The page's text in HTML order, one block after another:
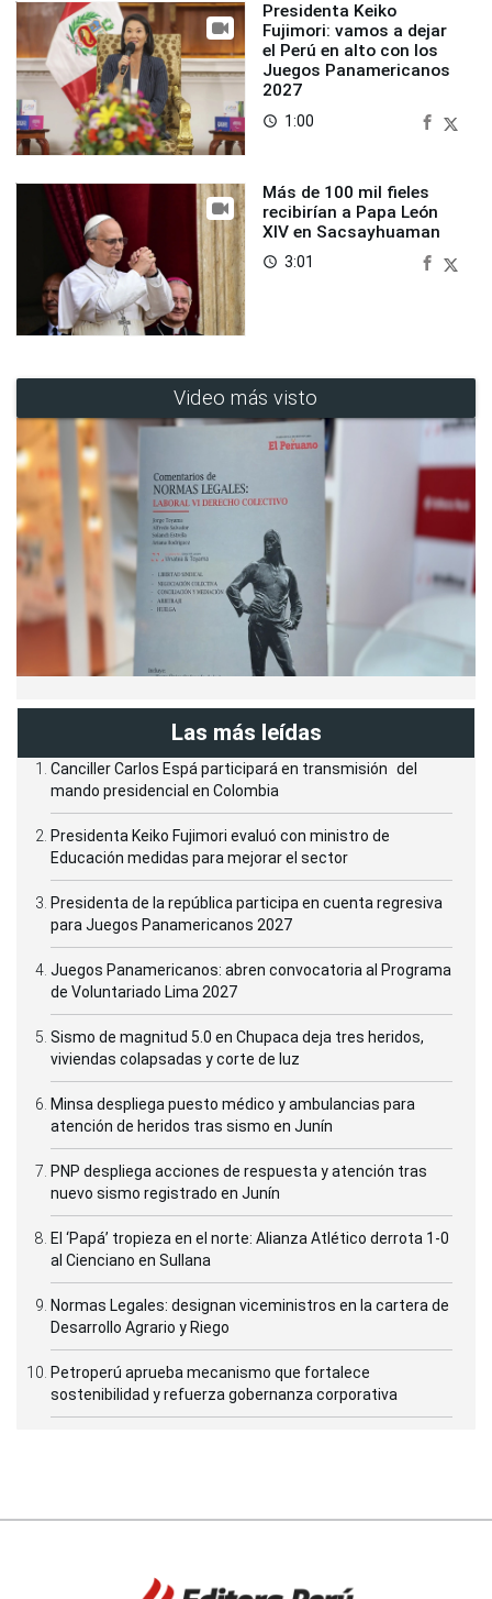
Presidenta Keiko
Fujimori: vamos a dejar
el Perú en alto con los
Juegos Panamericanos
2027
access_time 1:00
Más de 100 mil fieles
recibirían a Papa León
XIV en Sacsayhuaman
access_time 3:01
Video más visto
Las más leídas
Canciller Carlos Espá participará en transmisión del
mando presidencial en Colombia
Presidenta Keiko Fujimori evaluó con ministro de
Educación medidas para mejorar el sector
Presidenta de la república participa en cuenta regresiva
para Juegos Panamericanos 2027
Juegos Panamericanos: abren convocatoria al Programa
de Voluntariado Lima 2027
Sismo de magnitud 5.0 en Chupaca deja tres heridos,
viviendas colapsadas y corte de luz
Minsa despliega puesto médico y ambulancias para
atención de heridos tras sismo en Junín
PNP despliega acciones de respuesta y atención tras
nuevo sismo registrado en Junín
El ‘Papá’ tropieza en el norte: Alianza Atlético derrota 1-0
al Cienciano en Sullana
Normas Legales: designan viceministros en la cartera de
Desarrollo Agrario y Riego
Petroperú aprueba mecanismo que fortalece
sostenibilidad y refuerza gobernanza corporativa